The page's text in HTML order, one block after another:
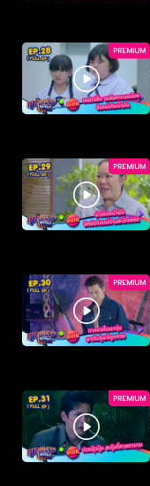
PREMIUM
PREMIUM
PREMIUM
PREMIUM